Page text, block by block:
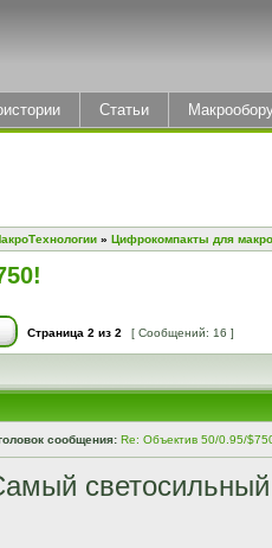
Статьи
» Цифрокомпакты для
Страница 2 из 2 [ Сообщений: 16 ]
сообщения: Re: Объектив 50/0.95/